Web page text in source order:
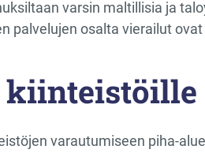
varsin maltillisia ja
palvelujen osalta vierailut
varautumiseen piha-